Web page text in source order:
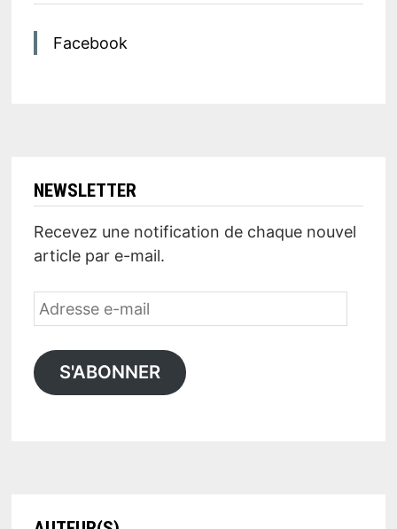
Facebook
NEWSLETTER
Recevez une notification de chaque nouvel
article par e-mail.
Adresse
e-
mail
S'ABONNER